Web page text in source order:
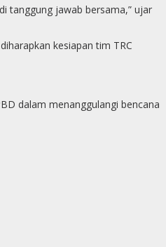
tanggung jawab bersama,” ujar
kesiapan tim TRC
dalam menanggulangi bencana